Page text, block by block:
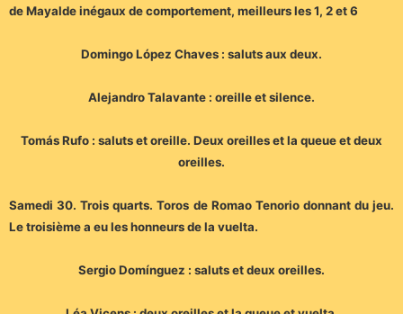
de Mayalde inégaux de comportement, meilleurs les 1, 2 et 6
Domingo López Chaves : saluts aux deux.
Alejandro Talavante : oreille et silence.
Tomás Rufo : saluts et oreille. Deux oreilles et la queue et deux
oreilles.
Samedi 30. Trois quarts. Toros de Romao Tenorio donnant du jeu.
Le troisième a eu les honneurs de la vuelta.
Sergio Domínguez : saluts et deux oreilles.